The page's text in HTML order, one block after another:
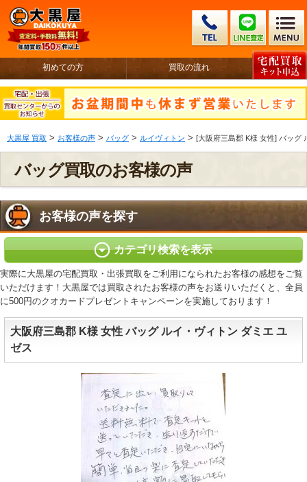
初めての方 買取の流れ
大黒屋 買取 > お客様の声 > バッグ > ルイヴィトン > [大阪府三島郡 K様 女性] バッグ
バッグ買取のお客様の声
お客様の声を探す
カテゴリ検索を表示
実際に大黒屋の宅配買取・出張買取をご利用になられたお客様の感想をご覧
いただけます！大黒屋では買取されたお客様の声をお送りいただくと、全員
に500円のクオカードプレゼントキャンペーンを実施しております！
大阪府三島郡 K様 女性 バッグ ルイ・ヴィトン ダミエ ユ
ゼス